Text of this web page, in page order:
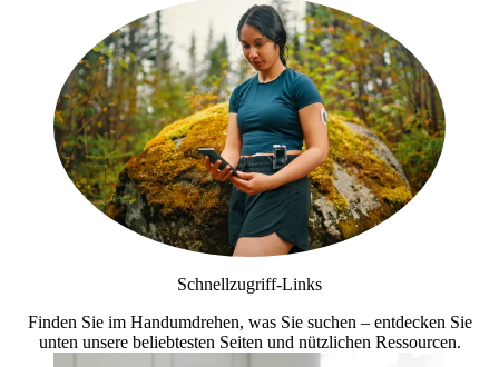
Schnellzugriff-Links
Finden Sie im Handumdrehen, was Sie suchen – entdecken Sie
unten unsere beliebtesten Seiten und nützlichen Ressourcen.